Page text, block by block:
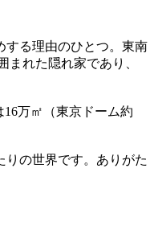
する理由のひとつ。東南
れた隠れ家であり、
万㎡（東京ドーム約
の世界です。ありがた